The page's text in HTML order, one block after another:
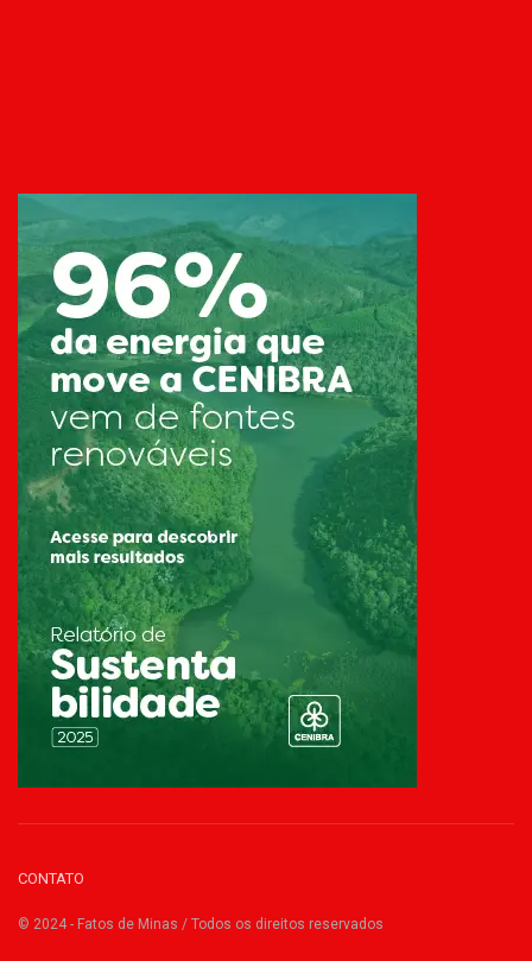
CONTATO
© 2024 - Fatos de Minas / Todos os direitos reservados